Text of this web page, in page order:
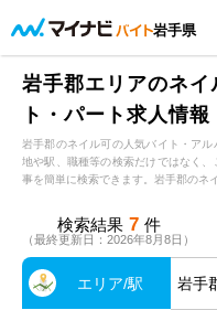
岩手県
岩手郡エリアのネイ
ト・パート求人情報
岩手郡のネイル可の人気バイト・ア
地や駅、職種等の検索だけではなく
事を簡単に検索できます。岩手郡のネ
検索結果 7 件
（最終更新日：2026年8月8日）
エリア/駅 岩手